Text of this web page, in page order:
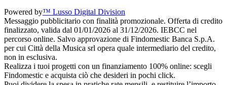
Powered by™ Lusso Digital Division
Messaggio pubblicitario con finalità promozionale. Offerta di credito
finalizzato, valida dal 01/01/2026 al 31/12/2026. IEBCC nel
percorso online. Salvo approvazione di Findomestic Banca S.p.A.
per cui Città della Musica srl opera quale intermediario del credito,
non in esclusiva.
Realizza i tuoi progetti con un finanziamento 100% online: scegli
Findomestic e acquista ciò che desideri in pochi click.